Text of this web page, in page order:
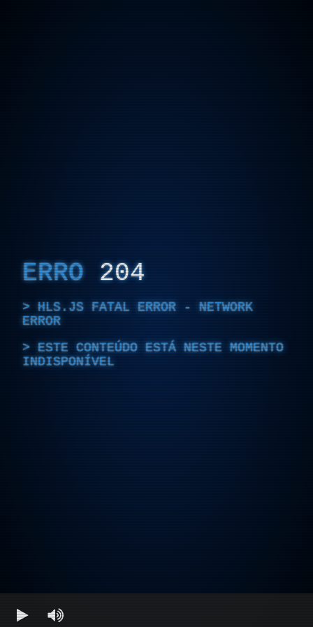
ERRO 204
HLS.JS FATAL ERROR - NETWORK
ERROR
ESTE CONTEÚDO ESTÁ NESTE MOMENTO
INDISPONÍVEL